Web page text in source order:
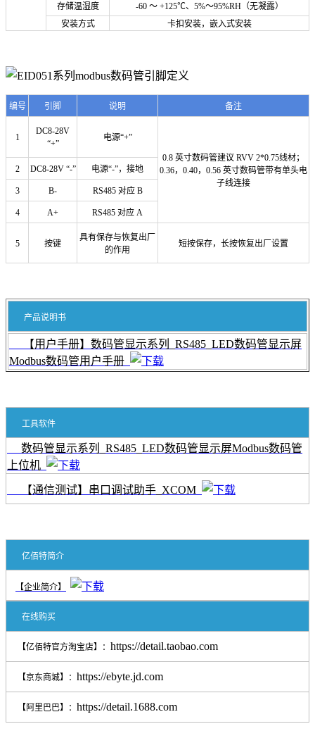
存储温湿度
-60 ～ +125℃、5%～95%RH（无凝露）
安装方式
卡扣安装，嵌入式安装
编号 引脚 说明 备注
1
DC8-28V
“+”
电源“+”
0.8 英寸数码管建议 RVV 2*0.75线材；
0.36，0.40，0.56 英寸数码管带有单头电
子线连接
2 DC8-28V “-” 电源“-”，接地
3 B- RS485 对应 B
4 A+ RS485 对应 A
5 按键
具有保存与恢复出厂
的作用
短按保存，长按恢复出厂设置
产品说明书
【用户手册】数码管显示系列_RS485_LED数码管显示屏
Modbus数码管用户手册
工具软件
数码管显示系列_RS485_LED数码管显示屏Modbus数码管
上位机
【通信测试】串口调试助手_XCOM
亿佰特简介
【企业简介】
在线购买
【亿佰特官方淘宝店】： https://detail.taobao.com
【京东商城】： https://ebyte.jd.com
【阿里巴巴】： https://detail.1688.com